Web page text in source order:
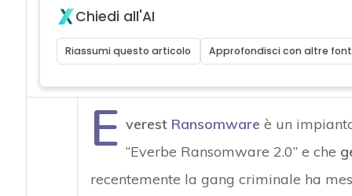
Chiedi all'AI
Riassumi questo articolo Approfondisci con altre
E verest Ransomware è un
“Everbe Ransomware 2.0” e che
recentemente la gang criminale ha